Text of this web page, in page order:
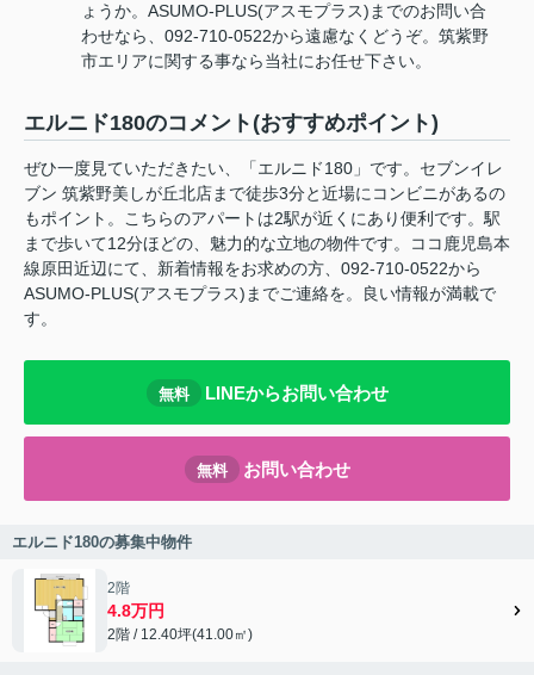
ょうか。ASUMO-PLUS(アスモプラス)までのお問い合
わせなら、092-710-0522から遠慮なくどうぞ。筑紫野
市エリアに関する事なら当社にお任せ下さい。
エルニド180のコメント(おすすめポイント)
ぜひ一度見ていただきたい、「エルニド180」です。セブンイレ
ブン 筑紫野美しが丘北店まで徒歩3分と近場にコンビニがあるの
もポイント。こちらのアパートは2駅が近くにあり便利です。駅
まで歩いて12分ほどの、魅力的な立地の物件です。ココ鹿児島本
線原田近辺にて、新着情報をお求めの方、092-710-0522から
ASUMO-PLUS(アスモプラス)までご連絡を。良い情報が満載で
す。
無料 LINEからお問い合わせ
無料 お問い合わせ
エルニド180の募集中物件
2階
4.8万円
2階 / 12.40坪(41.00㎡)